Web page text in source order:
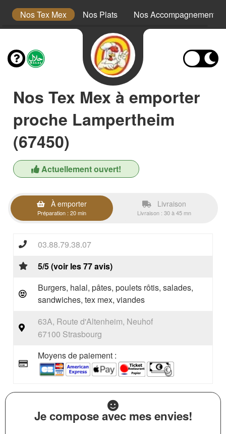
Nos Tex Mex Nos Plats Nos Accompagnements
Nos Tex Mex à emporter
proche Lampertheim
(67450)
Actuellement ouvert!
À emporter
Préparation : 20 min
Livraison
Livraison : 30 à 45 mn
03.88.79.38.07
5/5 (voir les 77 avis)
Burgers, halal, pâtes, poulets rôtis, salades,
sandwiches, tex mex, viandes
63A, Route d'Altenheim, Neuhof
67100 Strasbourg
Moyens de paiement :
Je compose avec mes envies!